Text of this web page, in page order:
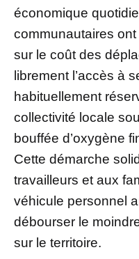
économique
communautaires ont
sur le coût des
librement l’accès à
habituellement
collectivité locale
bouffée d’oxygène
Cette démarche
travailleurs et aux
véhicule personnel
débourser le
sur le territoire.